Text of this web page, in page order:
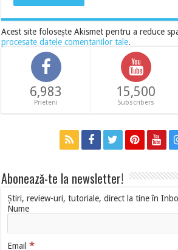
Acest site folosește Akismet pentru a reduce
procesate datele comentariilor tale.
6,983
Prieteni
15,500
Subscribers
Abonează-te la newsletter!
Știri, review-uri, tutoriale, direct la tine în
Nume
Email*